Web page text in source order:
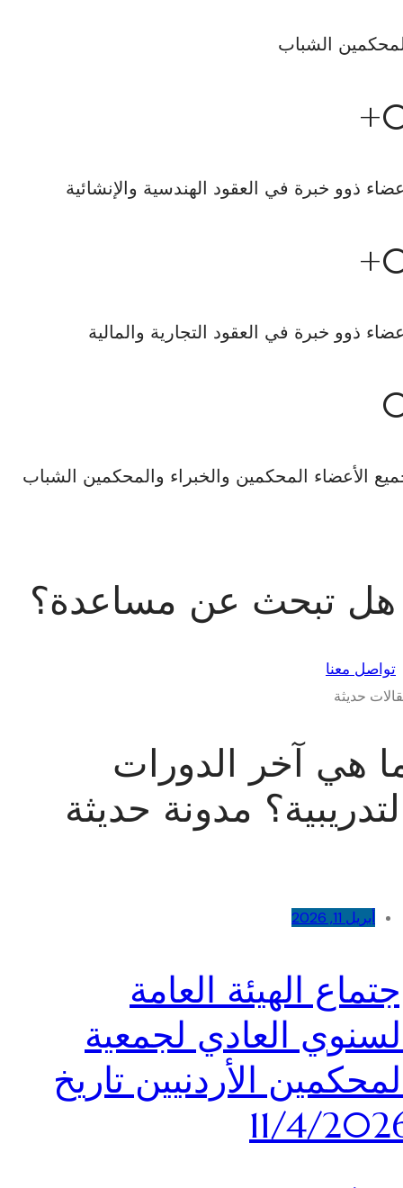
الشباب
+
ذوو خبرة في العقود الهندسية والإنشائية
+
ذوو خبرة في العقود التجارية والمالية
الأعضاء المحكمين والخبراء والمحكمين الشباب
هل تبحث عن مساعدة؟
تواصل معنا
حديثة
هي آخر الدورات
مدونة حديثة
أبريل 11, 2026
الهيئة العامة
العادي لجمعية
الأردنيين تاريخ
11/4/